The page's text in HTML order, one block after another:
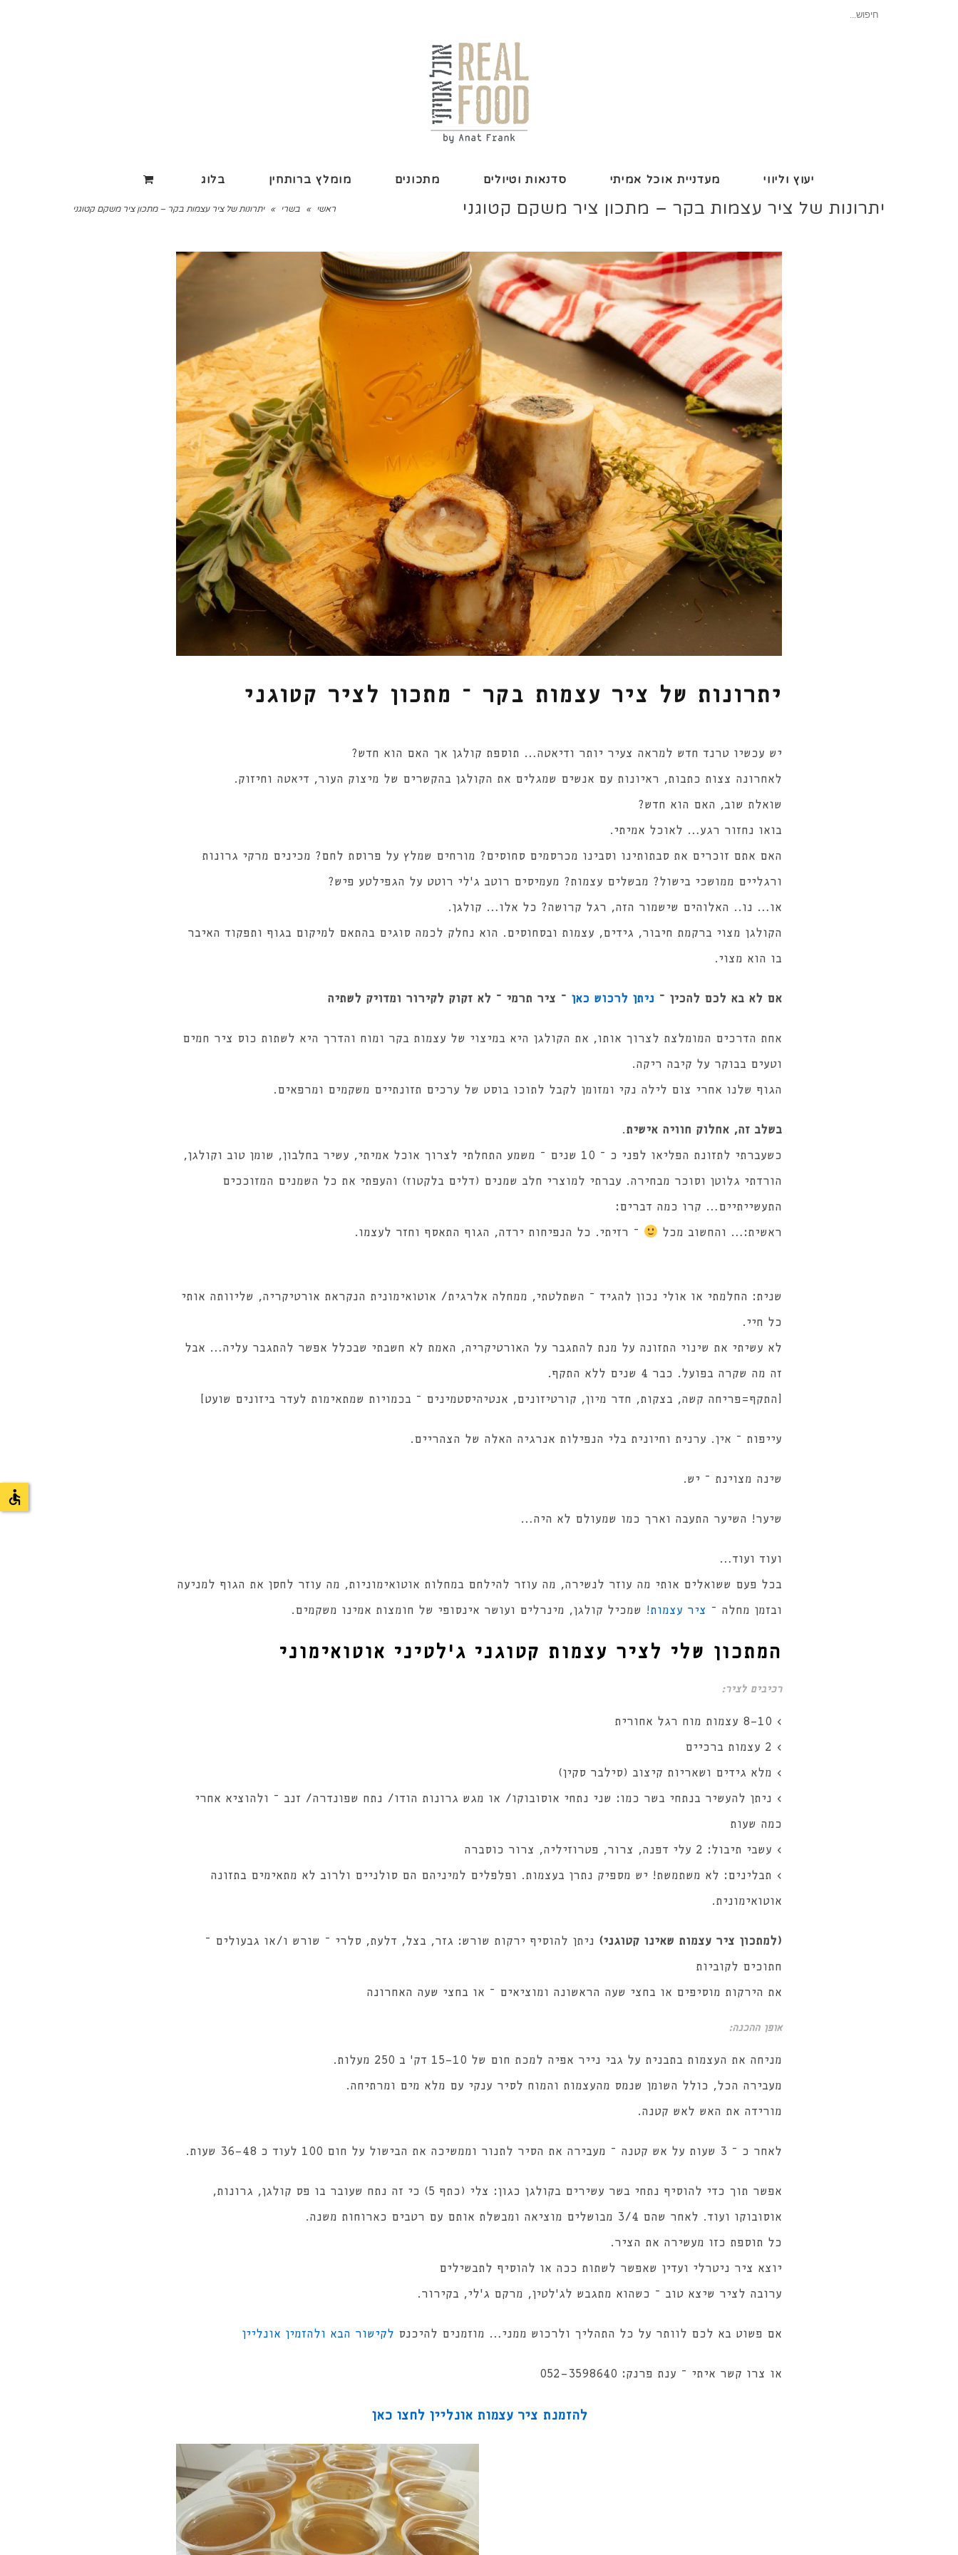
חיפוש
יעוץ וליווי מעדניית אוכל אמיתי סדנאות וטיולים מתכונים מומלץ ברותחין בלוג
יתרונות של ציר עצמות בקר – מתכון ציר משקם קטוגני ראשי » בשרי » יתרונות של ציר עצמות בקר – מתכון ציר משקם קטוגני
יתרונות של ציר עצמות בקר – מתכון לציר קטוגני
יש עכשיו טרנד חדש למראה צעיר יותר ודיאטה… תוספת קולגן אך האם הוא חדש?
לאחרונה צצות כתבות, ראיונות עם אנשים שמגלים את הקולגן בהקשרים של מיצוק העור, דיאטה וחיזוק.
שואלת שוב, האם הוא חדש?
בואו נחזור רגע… לאוכל אמיתי.
האם אתם זוכרים את סבתותינו וסבינו מכרסמים סחוסים? מורחים שמלץ על פרוסת לחם? מכינים מרקי גרונות
ורגליים ממושכי בישול? מבשלים עצמות? מעמיסים רוטב ג'לי רוטט על הגפילטע פיש?
או… נו.. האלוהים שישמור הזה, רגל קרושה? כל אלו… קולגן.
הקולגן מצוי ברקמת חיבור, גידים, עצמות ובסחוסים. הוא נחלק לכמה סוגים בהתאם למיקום בגוף ותפקוד האיבר
בו הוא מצוי.
אם לא בא לכם להכין – ניתן לרכוש כאן – ציר תרמי – לא זקוק לקירור ומדויק לשתיה
אחת הדרכים המומלצת לצרוך אותו, את הקולגן היא במיצוי של עצמות בקר ומוח והדרך היא לשתות כוס ציר חמים
וטעים בבוקר על קיבה ריקה.
הגוף שלנו אחרי צום לילה נקי ומזומן לקבל לתוכו בוסט של ערכים תזונתיים משקמים ומרפאים.
בשלב זה, אחלוק חוויה אישית.
כשעברתי לתזונת הפליאו לפני כ – 10 שנים – משמע התחלתי לצרוך אוכל אמיתי, עשיר בחלבון, שומן טוב וקולגן,
הורדתי גלוטן וסוכר מבחירה. עברתי למוצרי חלב שמנים (דלים בלקטוז) והעפתי את כל השמנים המזוככים
התעשייתיים… קרו כמה דברים:
ראשית:… והחשוב מכל – רזיתי. כל הנפיחות ירדה, הגוף התאסף וחזר לעצמו.
שנית: החלמתי או אולי נכון להגיד – השתלטתי, ממחלה אלרגית/ אוטואימונית הנקראת אורטיקריה, שליוותה אותי
כל חיי.
לא עשיתי את שינוי התזונה על מנת להתגבר על האורטיקריה, האמת לא חשבתי שבכלל אפשר להתגבר עליה… אבל
זה מה שקרה בפועל. כבר 4 שנים ללא התקף.
[התקף=פריחה קשה, בצקות, חדר מיון, קורטיזונים, אנטיהיסטמינים – בכמויות שמתאימות לעדר ביזונים שועט]
עייפות – אין. ערנית וחיונית בלי הנפילות אנרגיה האלה של הצהריים.
שינה מצוינת – יש.
שיער! השיער התעבה וארך כמו שמעולם לא היה…
ועוד ועוד…
בכל פעם ששואלים אותי מה עוזר לנשירה, מה עוזר להילחם במחלות אוטואימוניות, מה עוזר לחסן את הגוף למניעה
ובזמן מחלה – ציר עצמות! שמכיל קולגן, מינרלים ועושר אינסופי של חומצות אמינו משקמים.
המתכון שלי לציר עצמות קטוגני ג'לטיני אוטואימוני
רכיבים לציר:
> 8-10 עצמות מוח רגל אחורית
> 2 עצמות ברכיים
> מלא גידים ושאריות קיצוב (סילבר סקין)
> ניתן להעשיר בנתחי בשר כמו: שני נתחי אוסובוקו/ או מגש גרונות הודו/ נתח שפונדרה/ זנב – ולהוציא אחרי
כמה שעות
> עשבי תיבול: 2 עלי דפנה, צרור, פטרוזיליה, צרור כוסברה
> תבלינים: לא משתמשת! יש מספיק נתרן בעצמות. ופלפלים למיניהם הם סולניים ולרוב לא מתאימים בתזונה
אוטואימונית.
(למתכון ציר עצמות שאינו קטוגני) ניתן להוסיף ירקות שורש: גזר, בצל, דלעת, סלרי – שורש ו/או גבעולים –
חתוכים לקוביות
את הירקות מוסיפים או בחצי שעה הראשונה ומוציאים – או בחצי שעה האחרונה
אופן ההכנה:
מניחה את העצמות בתבנית על גבי נייר אפיה למכת חום של 15-10 דק' ב 250 מעלות.
מעבירה הכל, כולל השומן שנמס מהעצמות והמוח לסיר ענקי עם מלא מים ומרתיחה.
מורידה את האש לאש קטנה.
לאחר כ – 3 שעות על אש קטנה – מעבירה את הסיר לתנור וממשיכה את הבישול על חום 100 לעוד כ 36-48 שעות.
אפשר תוך כדי להוסיף נתחי בשר עשירים בקולגן כגון: צלי (כתף 5) כי זה נתח שעובר בו פס קולגן, גרונות,
אוסובוקו ועוד. לאחר שהם 3/4 מבושלים מוציאה ומבשלת אותם עם רטבים כארוחות משנה.
כל תוספת כזו מעשירה את הציר.
יוצא ציר ניטרלי ועדין שאפשר לשתות ככה או להוסיף לתבשילים
ערובה לציר שיצא טוב – כשהוא מתגבש לג'לטין, מרקם ג'לי, בקירור.
אם פשוט בא לכם לוותר על כל התהליך ולרכוש ממני… מוזמנים להיכנס לקישור הבא ולהזמין אונליין
או צרו קשר איתי – ענת פרנק: 052-3598640
להזמנת ציר עצמות אונליין לחצו כאן